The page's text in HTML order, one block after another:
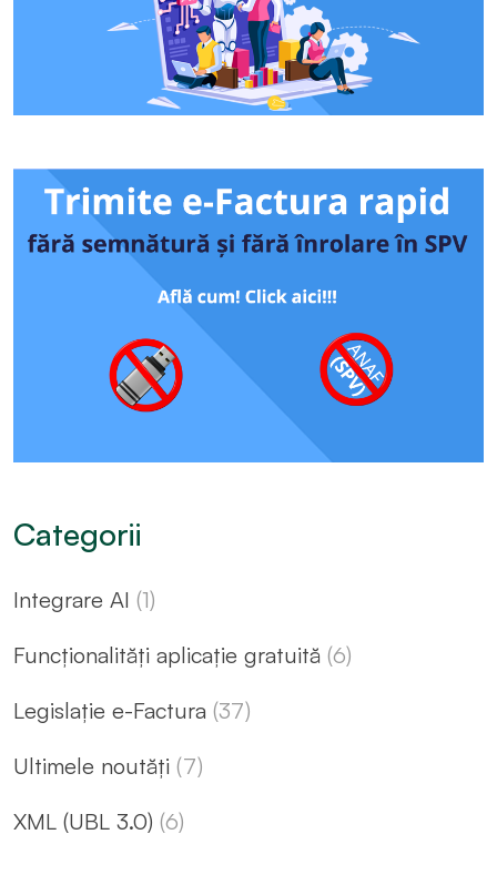
Categorii
Integrare AI (1)
Funcționalități aplicație gratuită (6)
Legislație e-Factura (37)
Ultimele noutăți (7)
XML (UBL 3.0) (6)